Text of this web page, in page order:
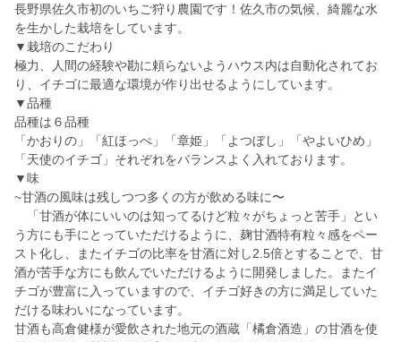
長野県佐久市初のいちご狩り農園です！佐久市の気候、綺麗な水
を生かした栽培をしています。
▼栽培のこだわり
極力、人間の経験や勘に頼らないようハウス内は自動化されてお
り、イチゴに最適な環境が作り出せるようにしています。
▼品種
品種は６品種
「かおりの」「紅ほっぺ」「章姫」「よつぼし」「やよいひめ」
「天使のイチゴ」それぞれをバランスよく入れております。
▼味
~甘酒の風味は残しつつ多くの方が飲める味に〜
「甘酒が体にいいのは知ってるけど粒々がちょっと苦手」とい
う方にも手にとっていただけるように、麹甘酒特有粒々感をペー
スト化し、またイチゴの比率を甘酒に対し2.5倍とすることで、甘
酒が苦手な方にも飲んでいただけるように開発しました。またイ
チゴが豊富に入っていますので、イチゴ好きの方に満足していた
だける味わいになっています。
甘酒も高倉健様が愛飲された地元の酒蔵「橘倉酒造」の甘酒を使